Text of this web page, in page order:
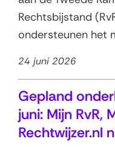
Rechtsbijstand
ondersteunen het
24 juni 2026
Gepland
juni: Mijn RvR,
Rechtwijzer.nl